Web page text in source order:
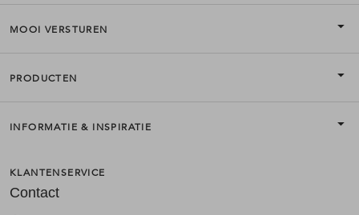
MOOI VERSTUREN
PRODUCTEN
INFORMATIE & INSPIRATIE
KLANTENSERVICE
Contact